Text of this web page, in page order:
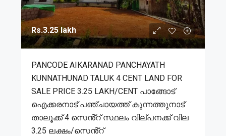
Rs.3.25 lakh
PANCODE AIKARANAD PANCHAYATH
KUNNATHUNAD TALUK 4 CENT LAND FOR
SALE PRICE 3.25 LAKH/CENT പാങ്ങോട്
ഐക്കരനാട് പഞ്ചായത്ത് കുന്നത്തുനാട്
താലൂക്ക് 4 സെൻ്റ് സ്ഥലം വില്പനക്ക് വില
3.25 ലക്ഷം/സെൻ്റ്